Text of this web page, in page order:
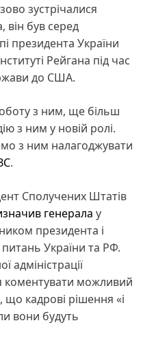
зустрічалися
він був серед
президента України
Рейгана під час
до США.
з ним, ще більш
з ним у новій ролі.
з ним налагоджувати
.
Сполучених Штатів
генерала у
президента і
України та РФ.
адміністрації
коментувати можливий
що кадрові рішення «і
вони будуть